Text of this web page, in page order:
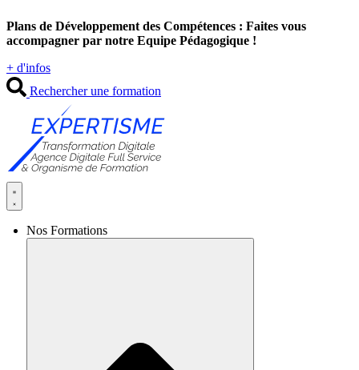
au
contenu
Plans de Développement des Compétences : Faites vous
accompagner par notre Equipe Pédagogique !
+ d'infos
Rechercher une formation
Nos Formations